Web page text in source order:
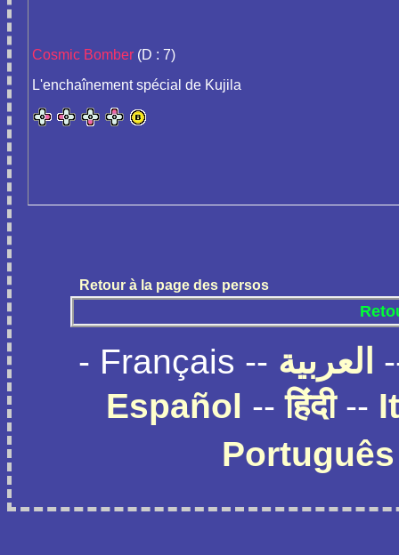
Cosmic Bomber (D : 7)
L'enchaînement spécial de Kujila
Retour à la page des persos
- Français -- العربية
Español --हिंदी--
Português